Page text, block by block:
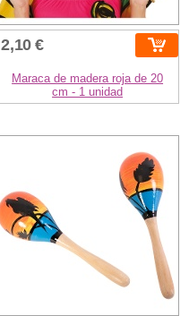
2,10 €
Maraca de madera roja de 20
cm - 1 unidad